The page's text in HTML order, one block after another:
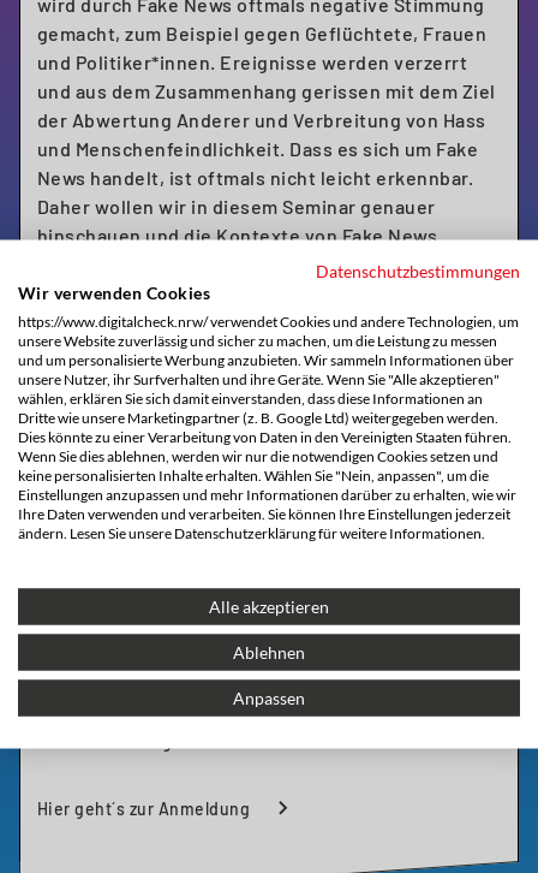
gemacht, zum Beispiel gegen Geflüchtete, Frauen
und Politiker*innen. Ereignisse werden verzerrt
und aus dem Zusammenhang gerissen mit dem Ziel
der Abwertung Anderer und Verbreitung von Hass
und Menschenfeindlichkeit. Dass es sich um Fake
News handelt, ist oftmals nicht leicht erkennbar.
Daher wollen wir in diesem Seminar genauer
hinschauen und die Kontexte von Fake News
betrachten: Wie sind Fake News Produzent*innen
vernetzt? Können politische Entscheidungen
dadurch manipuliert werden (US.Wahl 2016 – 2020)?
Wie entwickeln sich Verschwörungserzählungen?
Wir klären Begriffe um ein Verständnis davon zu
vermitteln. In diesem Online-Seminar werden
zudem praktisch-kreative Methoden vorgestellt
und ausprobiert, die sich 1zu1 auch in den
Weiterbildungskursen mit Erwachsenen anwenden
lassen.
Internet! That means it must be real!“auf und
vertieft das Wissen rund um Fake News und
Verschwörungserzählungen. Geringe
Vorkenntnisse über Fake News notwendig, stabiles
Internet und ein Gerät mit Sound und Webcam sind
Hier geht´s zur Anmeldung
Datenschutzbestimmungen
Wir verwenden Cookies
https://www.digitalcheck.nrw/ verwendet Cookies und andere Technologien, um
unsere Website zuverlässig und sicher zu machen, um die Leistung zu messen
und um personalisierte Werbung anzubieten. Wir sammeln Informationen über
unsere Nutzer, ihr Surfverhalten und ihre Geräte. Wenn Sie "Alle akzeptieren"
wählen, erklären Sie sich damit einverstanden, dass diese Informationen an
Dritte wie unsere Marketingpartner (z. B. Google Ltd) weitergegeben werden.
Dies könnte zu einer Verarbeitung von Daten in den Vereinigten Staaten führen.
Wenn Sie dies ablehnen, werden wir nur die notwendigen Cookies setzen und
keine personalisierten Inhalte erhalten. Wählen Sie "Nein, anpassen", um die
Einstellungen anzupassen und mehr Informationen darüber zu erhalten, wie wir
Ihre Daten verwenden und verarbeiten. Sie können Ihre Einstellungen jederzeit
ändern. Lesen Sie unsere Datenschutzerklärung für weitere Informationen.
Alle akzeptieren
Ablehnen
Anpassen